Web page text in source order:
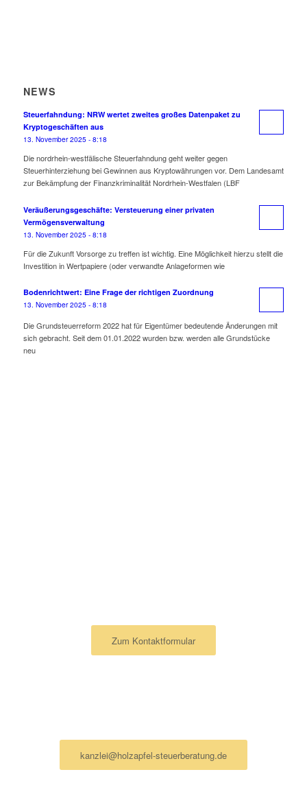
NEWS
Steuerfahndung: NRW wertet zweites großes Datenpaket zu
Kryptogeschäften aus
13. November 2025 - 8:18
Die nordrhein-westfälische Steuerfahndung geht weiter gegen
Steuerhinterziehung bei Gewinnen aus Kryptowährungen vor. Dem Landesamt
zur Bekämpfung der Finanzkriminalität Nordrhein-Westfalen (LBF
Veräußerungsgeschäfte: Versteuerung einer privaten
Vermögensverwaltung
13. November 2025 - 8:18
Für die Zukunft Vorsorge zu treffen ist wichtig. Eine Möglichkeit hierzu stellt die
Investition in Wertpapiere (oder verwandte Anlageformen wie
Bodenrichtwert: Eine Frage der richtigen Zuordnung
13. November 2025 - 8:18
Die Grundsteuerreform 2022 hat für Eigentümer bedeutende Änderungen mit
sich gebracht. Seit dem 01.01.2022 wurden bzw. werden alle Grundstücke
neu
Zum Kontaktformular
kanzlei@holzapfel-steuerberatung.de